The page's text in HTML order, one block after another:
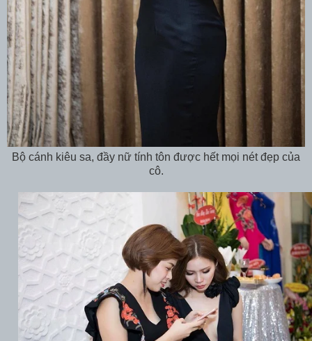
Bộ cánh kiêu sa, đầy nữ tính tôn được hết mọi nét đẹp của
cô.